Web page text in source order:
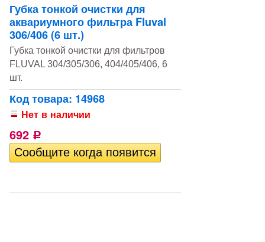
Губка тонкой очистки для
аквариумного фильтра Fluval
306/406 (6 шт.)
Губка тонкой очистки для фильтров
FLUVAL 304/305/306, 404/405/406, 6
шт.
Код товара: 14968
Нет в наличии
692 Р